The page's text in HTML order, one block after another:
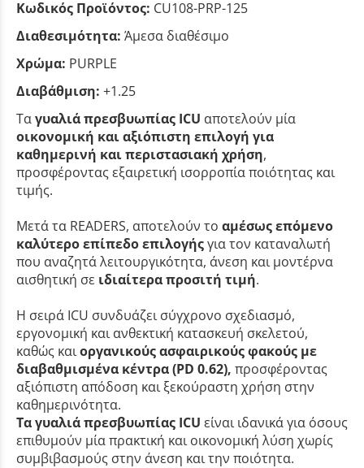
Κωδικός Προϊόντος: CU108-PRP-125
Διαθεσιμότητα: Άμεσα διαθέσιμο
Χρώμα: PURPLE
Διαβάθμιση: +1.25
Ταγυαλιά πρεσβυωπίας ICU αποτελούν μία
οικονομική και αξιόπιστη επιλογή για
καθημερινή και περιστασιακή χρήση,
προσφέροντας εξαιρετική ισορροπία ποιότητας και
τιμής.
Μετά τα READERS, αποτελούν το αμέσως επόμενο
καλύτερο επίπεδο επιλογήςγια τον καταναλωτή
που αναζητά λειτουργικότητα, άνεση και μοντέρνα
αισθητική σε ιδιαίτερα προσιτή τιμή.
Η σειρά ICU συνδυάζει σύγχρονο σχεδιασμό,
εργονομική και ανθεκτική κατασκευή σκελετού,
καθώς καιοργανικούς ασφαιρικούς φακούς με
διαβαθμισμένα κέντρα (PD 0.62), προσφέροντας
αξιόπιστη απόδοση και ξεκούραστη χρήση στην
καθημερινότητα.
Τα γυαλιά πρεσβυωπίας ICU είναι ιδανικά για όσους
επιθυμούν μία πρακτική και οικονομική λύση χωρίς
συμβιβασμούς στην άνεση και την ποιότητα.